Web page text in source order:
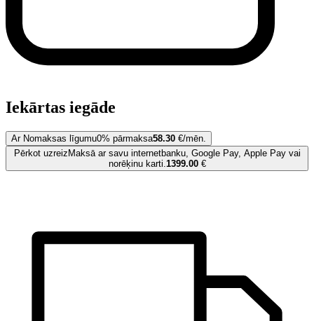
Iekārtas iegāde
Ar Nomaksas līgumu0% pārmaksa58.30 €/mēn.
Pērkot uzreizMaksā ar savu internetbanku, Google Pay, Apple Pay vai
norēķinu karti. 1399.00€